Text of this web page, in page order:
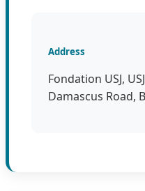
Address
Fondation USJ,
Damascus Road,